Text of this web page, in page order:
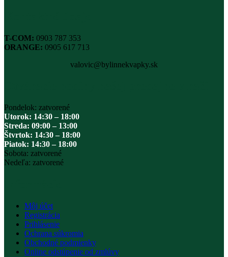
T-COM: 0903 787 353
ORANGE: 0905 617 713
valovic@bylinnekvapky.sk
Pondelok: zatvorené
Utorok: 14:30 – 18:00
Streda: 09:00 – 13:00
Štvrtok: 14:30 – 18:00
Piatok: 14:30 – 18:00
Sobota: zatvorené
Nedeľa: zatvorené
Môj účet
Registrácia
Prihlásenie
Ochrana súkromia
Obchodné podmienky
Online odstúpenie od zmlúvy